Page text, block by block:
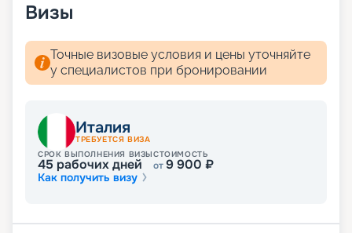
Визы
Точные визовые условия и цены уточняйте
у специалистов при бронировании
Италия
ТРЕБУЕТСЯ ВИЗА
СРОК ВЫПОЛНЕНИЯ ВИЗЫ
45 рабочих дней
СТОИМОСТЬ
от9 900 ₽
Как получить визу